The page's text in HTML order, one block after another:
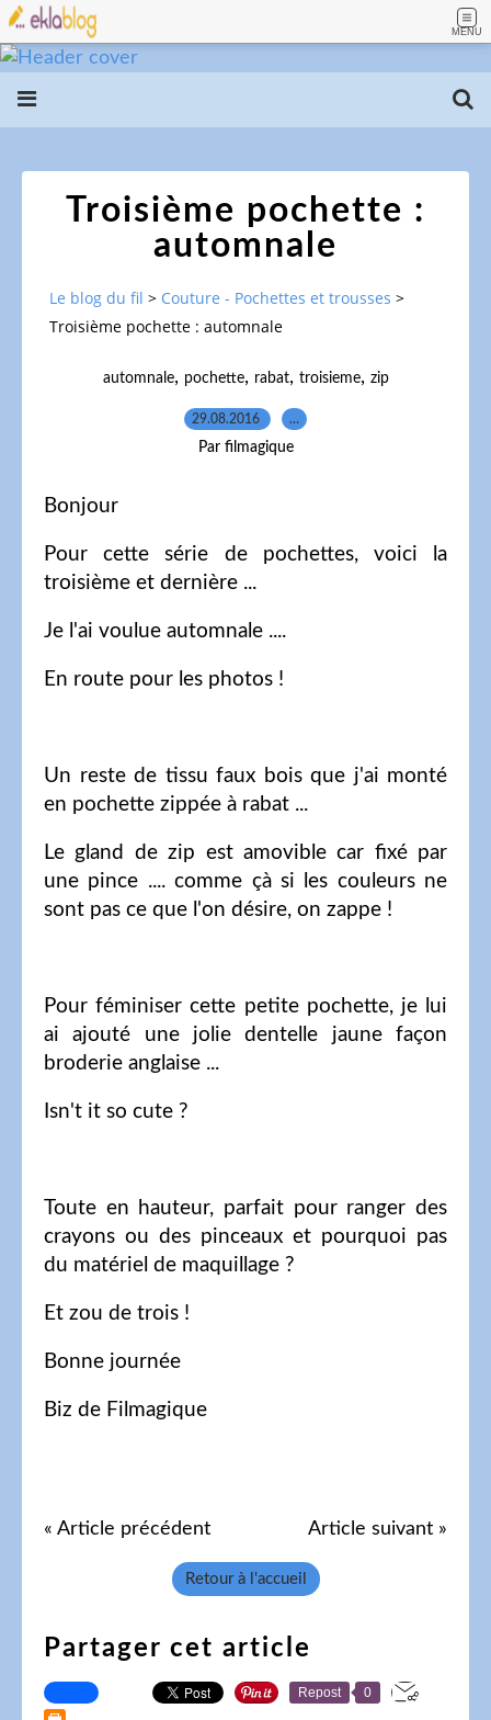
MENU
Troisième pochette :
automnale
Le blog du fil > Couture - Pochettes et trousses >
Troisième pochette : automnale
automnale, pochette, rabat, troisieme, zip
29.08.2016 …
Par filmagique
Bonjour
Pour cette série de pochettes, voici la
troisième et dernière ...
Je l'ai voulue automnale ....
En route pour les photos !
Un reste de tissu faux bois que j'ai monté
en pochette zippée à rabat ...
Le gland de zip est amovible car fixé par
une pince .... comme çà si les couleurs ne
sont pas ce que l'on désire, on zappe !
Pour féminiser cette petite pochette, je lui
ai ajouté une jolie dentelle jaune façon
broderie anglaise ...
Isn't it so cute ?
Toute en hauteur, parfait pour ranger des
crayons ou des pinceaux et pourquoi pas
du matériel de maquillage ?
Et zou de trois !
Bonne journée
Biz de Filmagique
« Article précédent Article suivant »
Retour à l'accueil
Partager cet article
Repost 0